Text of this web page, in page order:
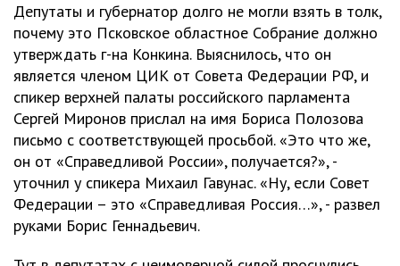
Депутаты и губернатор долго не могли взять в толк,
почему это Псковское областное Собрание должно
утверждать г-на Конкина. Выяснилось, что он
является членом ЦИК от Совета Федерации РФ, и
спикер верхней палаты российского парламента
Сергей Миронов прислал на имя Бориса Полозова
письмо с соответствующей просьбой. «Это что же,
он от «Справедливой России», получается?», -
уточнил у спикера Михаил Гавунас. «Ну, если Совет
Федерации – это «Справедливая Россия…», - развел
руками Борис Геннадьевич.